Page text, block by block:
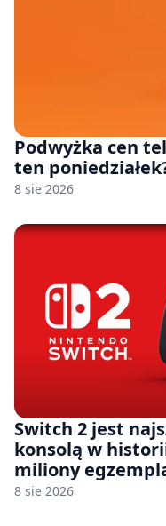
Podwyżka cen
ten
8 sie 2026
Switch 2 jest
konsolą w
miliony
8 sie 2026